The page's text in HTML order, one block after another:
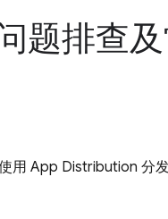
题排查
用 App Distribution 分